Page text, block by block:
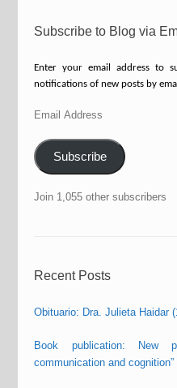
Subscribe to Blog via
Enter your email address to
notifications of new posts by
Email
Subscribe
Join 1,055 other subscribers
Recent Posts
Obituario: Dra. Julieta Haidar
Book publication: New
communication and cognition”